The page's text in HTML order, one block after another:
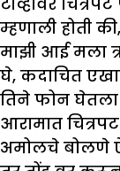
म्हणाली होती
माझी आई मला
घे, कदाचित
तिने फोन घेतला
आरामात चित्रपट
अमोलचे बोलणे